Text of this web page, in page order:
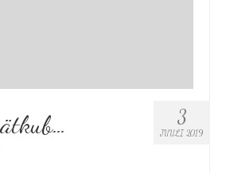
3
JUULI 2019